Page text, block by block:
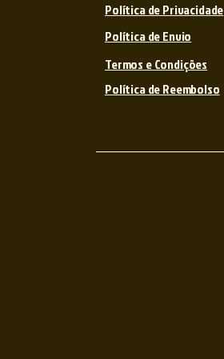
Política de Privacidade
Política de Envio
Termos e Condições
Política de Reembolso